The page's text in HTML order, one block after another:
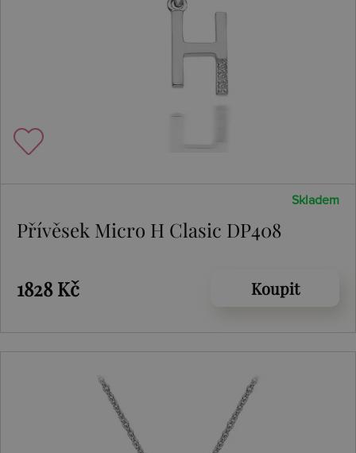
Skladem
Přívěsek Micro H Clasic DP408
1828 Kč Koupit